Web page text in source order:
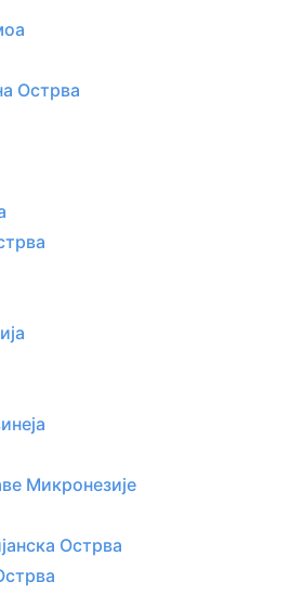
Острва
Микронезије
Острва